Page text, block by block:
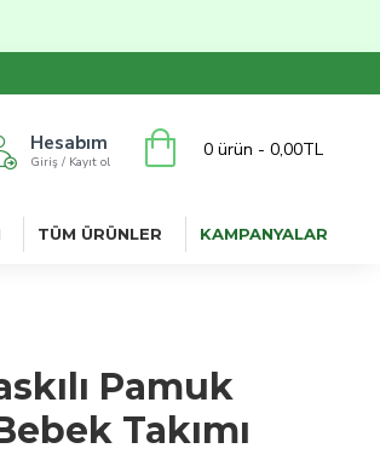
Hesabım
Giriş / Kayıt ol
0 ürün - 0,00TL
TÜM ÜRÜNLER KAMPANYALAR
Pamuk
Takımı